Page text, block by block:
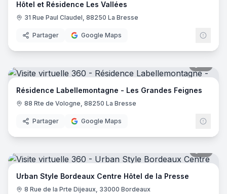
Hôtel et Résidence Les Vallées
31 Rue Paul Claudel, 88250 La Bresse
Partager Google Maps
Résidence Labellemontagne - Les Grandes Feignes
88 Rte de Vologne, 88250 La Bresse
Partager Google Maps
Urban Style Bordeaux Centre Hôtel de la Presse
8 Rue de la Prte Dijeaux, 33000 Bordeaux